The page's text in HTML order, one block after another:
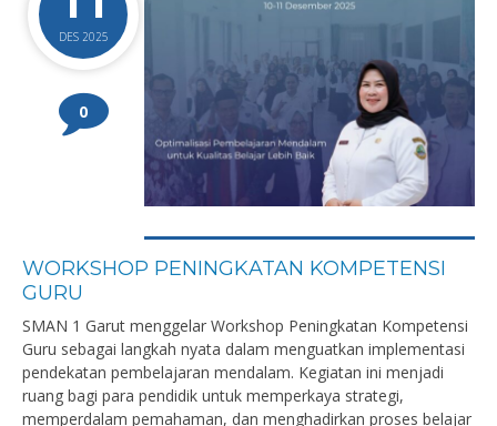
DES 2025
0
WORKSHOP PENINGKATAN KOMPETENSI
GURU
SMAN 1 Garut menggelar Workshop Peningkatan Kompetensi
Guru sebagai langkah nyata dalam menguatkan implementasi
pendekatan pembelajaran mendalam. Kegiatan ini menjadi
ruang bagi para pendidik untuk memperkaya strategi,
memperdalam pemahaman, dan menghadirkan proses belajar